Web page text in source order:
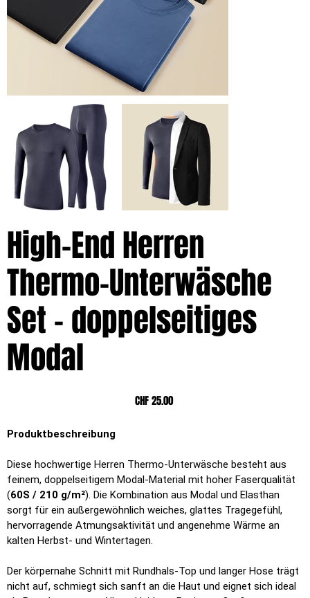
High-End Herren
Thermo-Unterwäsche
Set – doppelseitiges
Modal
Preis
CHF 25.00
Produktbeschreibung
Diese hochwertige Herren Thermo-Unterwäsche besteht aus
feinem, doppelseitigem Modal-Material mit hoher Faserqualität
(60S / 210 g/m²). Die Kombination aus Modal und Elasthan
sorgt für ein außergewöhnlich weiches, glattes Tragegefühl,
hervorragende Atmungsaktivität und angenehme Wärme an
kalten Herbst- und Wintertagen.
Der körpernahe Schnitt mit Rundhals-Top und langer Hose trägt
nicht auf, schmiegt sich sanft an die Haut und eignet sich ideal